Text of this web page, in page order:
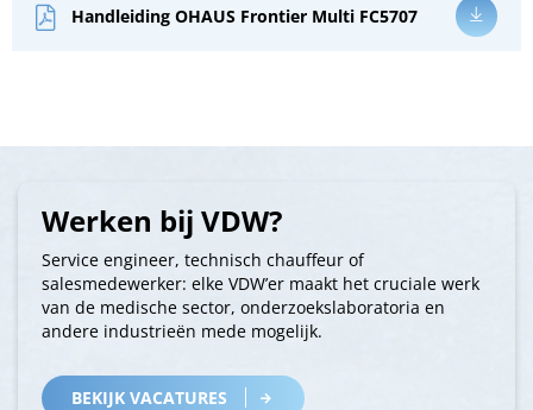
Handleiding OHAUS Frontier Multi FC5707
Werken bij VDW?
Service engineer, technisch chauffeur of
salesmedewerker: elke VDW’er maakt het cruciale werk
van de medische sector, onderzoekslaboratoria en
andere industrieën mede mogelijk.
BEKIJK VACATURES